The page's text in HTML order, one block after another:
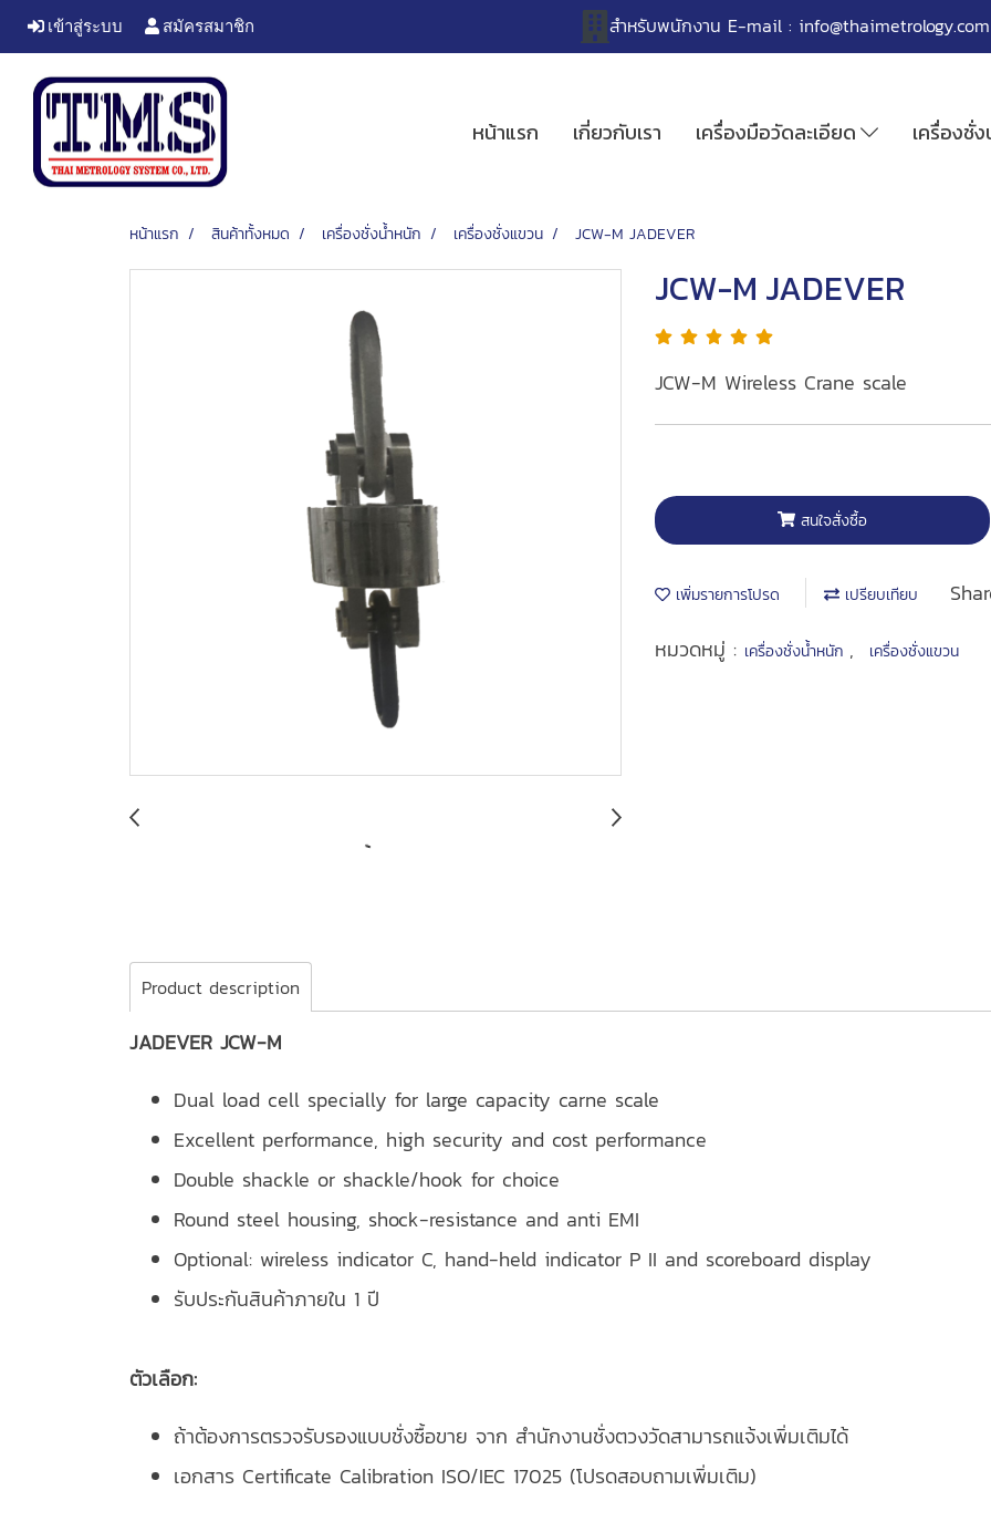
เข้าสู่ระบบ สมัครสมาชิก สำหรับพนักงาน E-mail : info@thaimetrology.com
หน้าแรก เกี่ยวกับเรา เครื่องมือวัดละเอียด เครื่องชั่
หน้าแรก สินค้าทั้งหมด เครื่องชั่งน้ำหนัก เครื่องชั่งแขวน JCW-M JADEVER
JCW-M JADEVER
JCW-M Wireless Crane scale
สนใจสั่งซื้อ
เพิ่มรายการโปรด เปรียบเทียบ
หมวดหมู่ : เครื่องชั่งน้ำหนัก , เครื่องชั่งแขวน
Product description
JADEVER JCW-M
Dual load cell specially for large capacity carne scale
Excellent performance, high security and cost performance
Double shackle or shackle/hook for choice
Round steel housing, shock-resistance and anti EMI
Optional: wireless indicator C, hand-held indicator P II and scoreboard display
รับประกันสินค้าภายใน 1 ปี
ตัวเลือก:
ถ้าต้องการตรวจรับรองแบบชั่งซื้อขาย จาก สำนักงานชั่งตวงวัดสามารถแจ้งเพิ่มเติมได้
เอกสาร Certificate Calibration ISO/IEC 17025 (โปรดสอบถามเพิ่มเติม)